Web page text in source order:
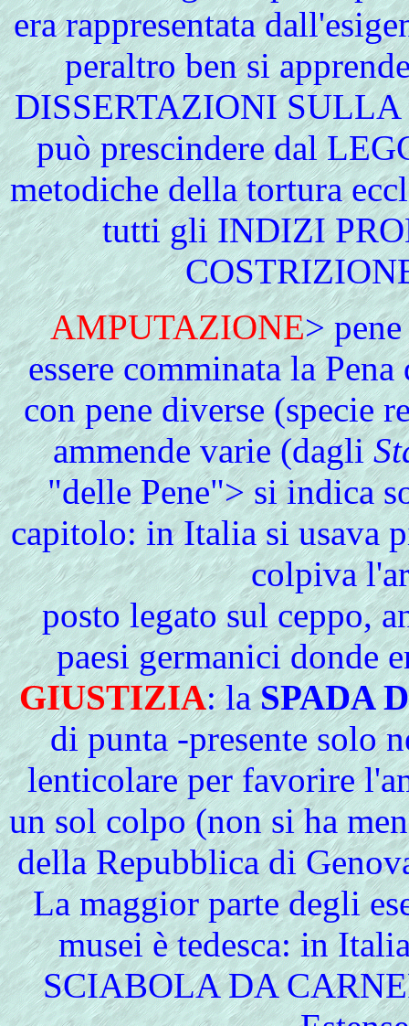
era rappresentata
peraltro ben si
DISSERTAZIONI
può prescindere dal
metodiche della tortura
tutti gli INDIZI
AMPUTAZIONE>
essere comminata la
con pene diverse (specie
ammende varie (dagli
"delle Pene"> si indica
capitolo: in Italia si usava
colpiva
posto legato sul ceppo,
paesi germanici donde
GIUSTIZIA: laSPADA
di punta -presente solo
lenticolare per favorire
un sol colpo (non si ha
della Repubblica di
La maggior parte degli
musei è tedesca: in
SCIABOLA DA